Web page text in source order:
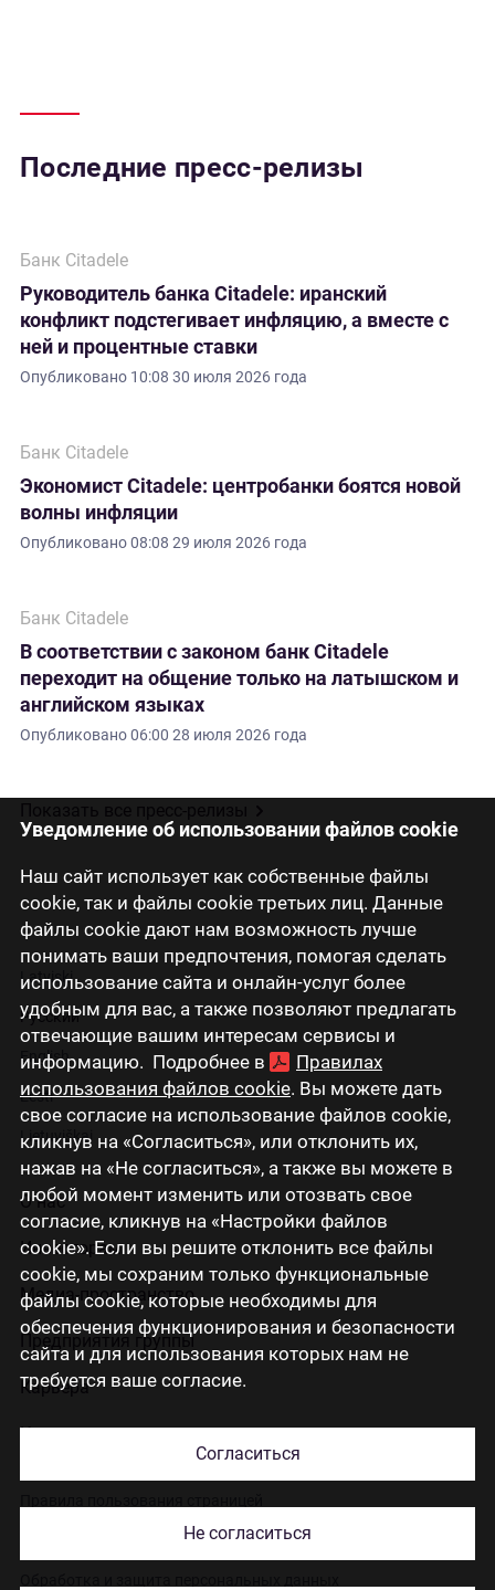
Уведомление об использовании файлов cookie
Наш сайт использует как собственные файлы
cookie, так и файлы cookie третьих лиц. Данные
файлы cookie дают нам возможность лучше
понимать ваши предпочтения, помогая сделать
использование сайта и онлайн-услуг более
удобным для вас, а также позволяют предлагать
отвечающие вашим интересам сервисы и
информацию. Подробнее в
Правилах
использования файлов cookie. Вы можете дать
свое согласие на использование файлов cookie,
кликнув на «Согласиться», или отклонить их,
нажав на «Не согласиться», а также вы можете в
любой момент изменить или отозвать свое
согласие, кликнув на «Настройки файлов
cookie». Если вы решите отклонить все файлы
cookie, мы сохраним только функциональные
файлы cookie, которые необходимы для
обеспечения функционирования и безопасности
сайта и для использования которых нам не
требуется ваше согласие.
Согласиться
Не согласиться
Последние пресс-релизы
Банк Citadele
Руководитель банка Citadele: иранский
конфликт подстегивает инфляцию, а вместе с
ней и процентные ставки
Опубликовано 10:08 30 июля 2026 года
Банк Citadele
Экономист Citadele: центробанки боятся новой
волны инфляции
Опубликовано08:08 29 июля 2026 года
Банк Citadele
В соответствии с законом банк Citadele
переходит на общение только на латышском и
английском языках
Опубликовано06:00 28 июля 2026 года
Latviski
Русский
English
Eesti
Lietuviškai
О нас
Инвесторам
Медиа-пространство
Предприятия группы
Карьера
Контакты
Использование cookies